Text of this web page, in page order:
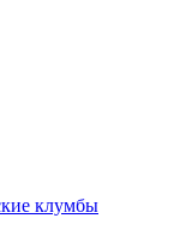
клумбы